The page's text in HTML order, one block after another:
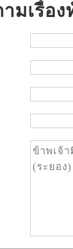
มเรื่อง